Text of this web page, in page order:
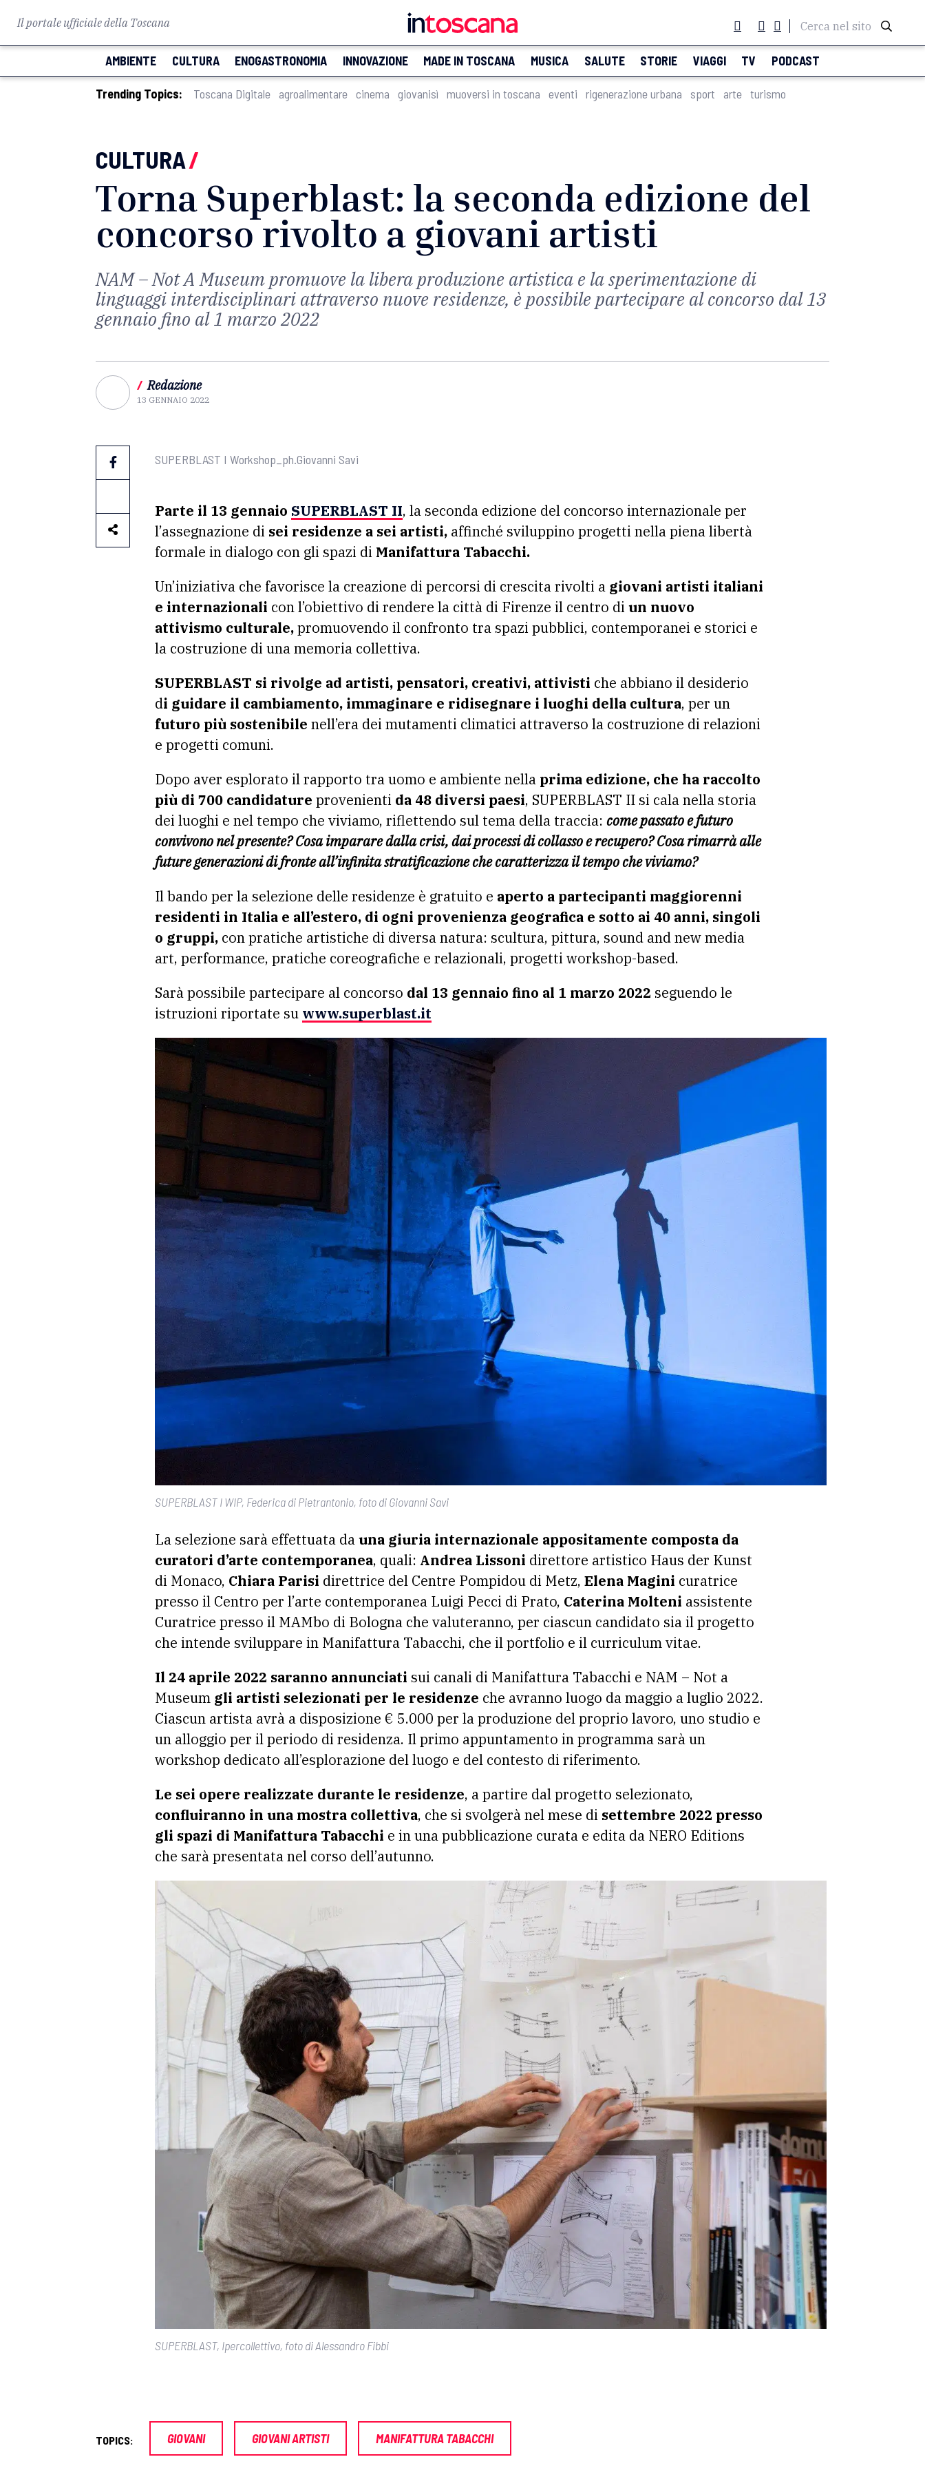
Il portale ufficiale della Toscana Cerca nel sito
AMBIENTE CULTURA ENOGASTRONOMIA INNOVAZIONE MADE IN TOSCANA MUSICA SALUTE STORIE VIAGGI TV PODCAST
Trending Topics: Toscana Digitale agroalimentare cinema giovanisì muoversi in toscana eventi rigenerazione urbana sport arte turismo
CULTURA/
Torna Superblast: la seconda edizione del
concorso rivolto a giovani artisti
NAM – Not A Museum promuove la libera produzione artistica e la sperimentazione di
linguaggi interdisciplinari attraverso nuove residenze, è possibile partecipare al concorso dal 13
gennaio fino al 1 marzo 2022
/ Redazione
13 GENNAIO 2022
SUPERBLAST I Workshop_ph.Giovanni Savi
Parte il 13 gennaio SUPERBLAST II, la seconda edizione del concorso internazionale per
l’assegnazione di sei residenze a sei artisti, affinché sviluppino progetti nella piena libertà
formale in dialogo con gli spazi di Manifattura Tabacchi.
Un’iniziativa che favorisce la creazione di percorsi di crescita rivolti a giovani artisti italiani
e internazionali con l’obiettivo di rendere la città di Firenze il centro di un nuovo
attivismo culturale,promuovendo il confronto tra spazi pubblici, contemporanei e storici e
la costruzione di una memoria collettiva.
SUPERBLAST si rivolge ad artisti, pensatori, creativi, attivisti che abbiano il desiderio
di guidare il cambiamento, immaginare e ridisegnare i luoghi della cultura, per un
futuro più sostenibile nell’era dei mutamenti climatici attraverso la costruzione di relazioni
e progetti comuni.
Dopo aver esplorato il rapporto tra uomo e ambiente nella prima edizione, che ha raccolto
più di 700 candidature provenienti da 48 diversi paesi, SUPERBLAST II si cala nella storia
dei luoghi e nel tempo che viviamo, riflettendo sul tema della traccia: come passato e futuro
convivono nel presente? Cosa imparare dalla crisi, dai processi di collasso e recupero? Cosa rimarrà alle
future generazioni di fronte all’infinita stratificazione che caratterizza il tempo che viviamo?
Il bando per la selezione delle residenze è gratuito e aperto a partecipanti maggiorenni
residenti in Italia e all’estero, di ogni provenienza geografica e sotto ai 40 anni, singoli
o gruppi, con pratiche artistiche di diversa natura: scultura, pittura, sound and new media
art, performance, pratiche coreografiche e relazionali, progetti workshop-based.
Sarà possibile partecipare al concorso dal 13 gennaio fino al 1 marzo 2022 seguendo le
istruzioni riportate su www.superblast.it
SUPERBLAST I WIP, Federica di Pietrantonio, foto di Giovanni Savi
La selezione sarà effettuata dauna giuria internazionale appositamente composta da
curatori d’arte contemporanea, quali: Andrea Lissoni direttore artistico Haus der Kunst
di Monaco, Chiara Parisi direttrice del Centre Pompidou di Metz, Elena Magini curatrice
presso il Centro per l’arte contemporanea Luigi Pecci di Prato, Caterina Molteni assistente
Curatrice presso il MAMbo di Bologna che valuteranno, per ciascun candidato sia il progetto
che intende sviluppare in Manifattura Tabacchi, che il portfolio e il curriculum vitae.
Il 24 aprile 2022 saranno annunciati sui canali di Manifattura Tabacchi e NAM – Not a
Museum gli artisti selezionati per le residenze che avranno luogo da maggio a luglio 2022.
Ciascun artista avrà a disposizione € 5.000 per la produzione del proprio lavoro, uno studio e
un alloggio per il periodo di residenza. Il primo appuntamento in programma sarà un
workshop dedicato all’esplorazione del luogo e del contesto di riferimento.
Le sei opere realizzate durante le residenze, a partire dal progetto selezionato,
confluiranno in una mostra collettiva, che si svolgerà nel mese di settembre 2022 presso
gli spazi di Manifattura Tabacchi e in una pubblicazione curata e edita da NERO Editions
che sarà presentata nel corso dell’autunno.
SUPERBLAST, Ipercollettivo, foto di Alessandro Fibbi
TOPICS: GIOVANI GIOVANI ARTISTI MANIFATTURA TABACCHI